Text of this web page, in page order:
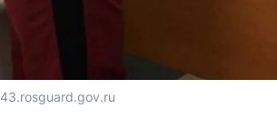
43.rosguard.gov.ru